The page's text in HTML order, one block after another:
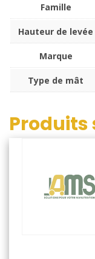
Famille
Hauteur de levée
Marque
Type de mât
Produits